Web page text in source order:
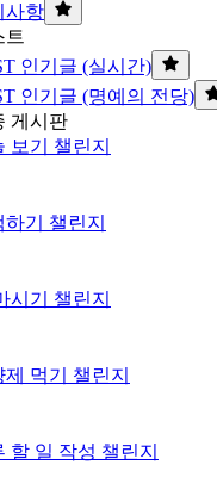
사항
트
인기글 (실시간)
인기글 (명예의 전당)
게시판
보기 챌린지
하기 챌린지
시기 챌린지
제 먹기 챌린지
할 일 작성 챌린지